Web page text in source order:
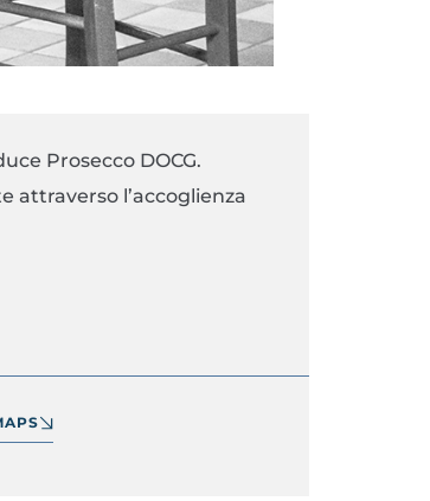
Prosecco DOCG.
attraverso l’accoglienza